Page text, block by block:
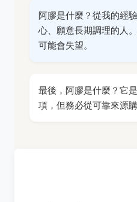
阿膠是什麼？從我的經
心、願意長期調理的人
可能會失望。
最後，阿膠是什麼？它
項，但務必從可靠來源購